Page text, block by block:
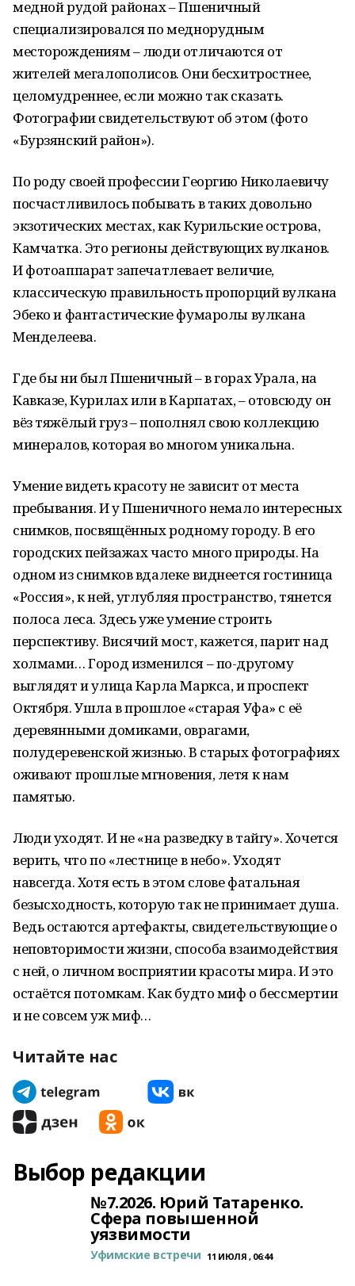
медной рудой районах – Пшеничный
специализировался по меднорудным
месторождениям – люди отличаются от
жителей мегалополисов. Они бесхитростнее,
целомудреннее, если можно так сказать.
Фотографии свидетельствуют об этом (фото
«Бурзянский район»).
По роду своей профессии Георгию Николаевичу
посчастливилось побывать в таких довольно
экзотических местах, как Курильские острова,
Камчатка. Это регионы действующих вулканов.
И фотоаппарат запечатлевает величие,
классическую правильность пропорций вулкана
Эбеко и фантастические фумаролы вулкана
Менделеева.
Где бы ни был Пшеничный – в горах Урала, на
Кавказе, Курилах или в Карпатах, – отовсюду он
вёз тяжёлый груз – пополнял свою коллекцию
минералов, которая во многом уникальна.
Умение видеть красоту не зависит от места
пребывания. И у Пшеничного немало интересных
снимков, посвящённых родному городу. В его
городских пейзажах часто много природы. На
одном из снимков вдалеке виднеется гостиница
«Россия», к ней, углубляя пространство, тянется
полоса леса. Здесь уже умение строить
перспективу. Висячий мост, кажется, парит над
холмами… Город изменился – по-другому
выглядят и улица Карла Маркса, и проспект
Октября. Ушла в прошлое «старая Уфа» с её
деревянными домиками, оврагами,
полудеревенской жизнью. В старых фотографиях
оживают прошлые мгновения, летя к нам
памятью.
Люди уходят. И не «на разведку в тайгу». Хочется
верить, что по «лестнице в небо». Уходят
навсегда. Хотя есть в этом слове фатальная
безысходность, которую так не принимает душа.
Ведь остаются артефакты, свидетельствующие о
неповторимости жизни, способа взаимодействия
с ней, о личном восприятии красоты мира. И это
остаётся потомкам. Как будто миф о бессмертии
и не совсем уж миф…
Читайте нас
Выбор редакции
№7.2026. Юрий Татаренко.
Сфера повышенной
уязвимости
Уфимские встречи 11 ИЮЛЯ , 06:44